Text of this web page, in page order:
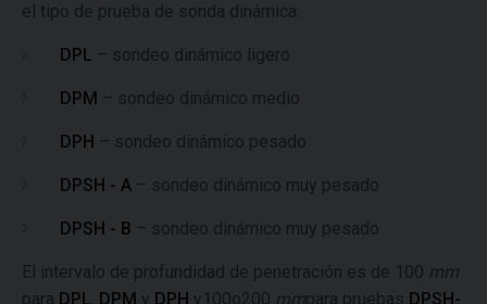
el tipo de prueba de sonda dinámica:
DPL – sondeo dinámico ligero
DPM – sondeo dinámico medio
DPH – sondeo dinámico pesado
DPSH - A – sondeo dinámico muy pesado
DPSH - B – sondeo dinámico muy pesado
El intervalo de profundidad de penetración es de 100 mm
para DPL, DPM y DPH y100o200 mmpara pruebas DPSH-